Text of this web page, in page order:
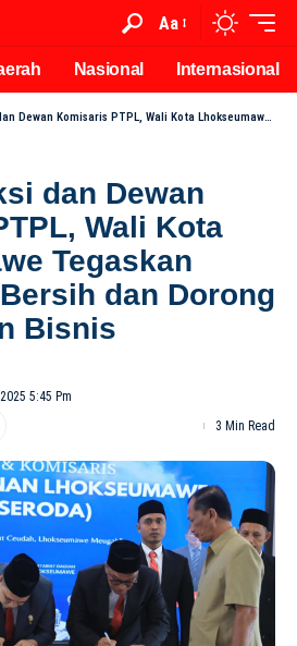
Aa
Nasional Internasional
PTPL, Wali Kota Lhokseumawe Tegaskan Rekrutmen Bersih dan Dorong Kebangkitan Bisnis
dan Dewan
Wali Kota
Tegaskan
dan Dorong
Bisnis
5:45 Pm
3 Min Read